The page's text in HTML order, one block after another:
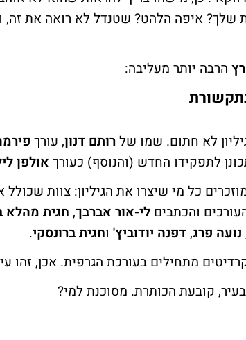
שלך? איפה הלהט? שטנדל לא רואה את זה,
הרבה יותר מעליבה:
לא חתום. שמו שלרותם דנון, עורך
לתפקידו החדש (והנוסף) כעורך אולפן
כל מי שיצרו את הגיליון: צוות שכולל
והכתבים לי-אור אברבך, חגית מהלא
נועה פרג, דפנה יודוביץ' וחגית ברונסקי.
מתחילים בעורכת הגרפית. אכן, זהו
, קובעת הכותרת. מסוכנת למי?